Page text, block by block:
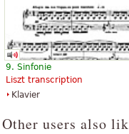
9. Sinfonie
Liszt transcription
Klavier
Other users also